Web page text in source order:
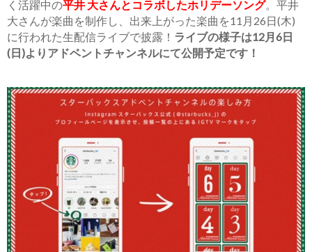
く活躍中の平井 大さんとコラボしたホリデーソング。平井
大さんが楽曲を制作し、出来上がった楽曲を11月26日(木)
に行われた生配信ライブで披露！ ライブの様子は12月6日
(日)よりアドベントチャンネルにて公開予定です！